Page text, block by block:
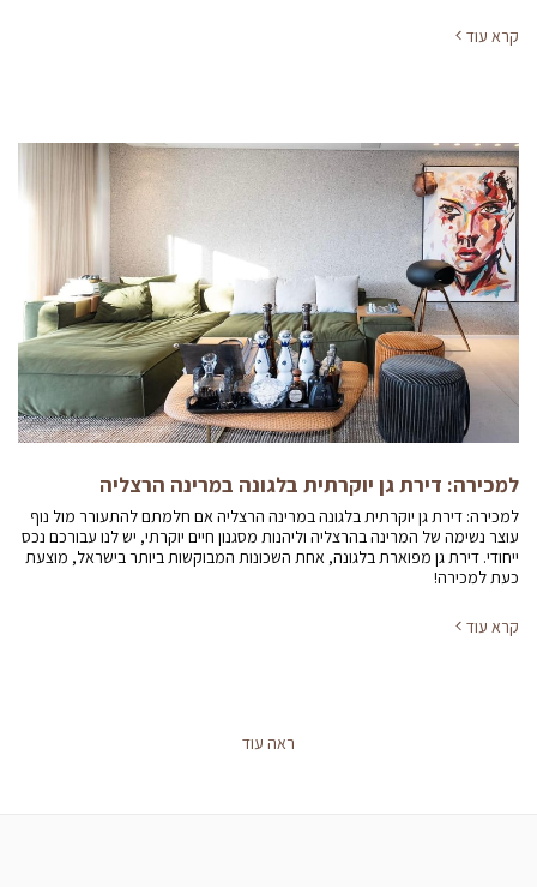
קרא עוד
למכירה: דירת גן יוקרתית בלגונה במרינה הרצליה
למכירה: דירת גן יוקרתית בלגונה במרינה הרצליה אם חלמתם להתעורר מול נוף
עוצר נשימה של המרינה בהרצליה וליהנות מסגנון חיים יוקרתי, יש לנו עבורכם נכס
ייחודי. דירת גן מפוארת בלגונה, אחת השכונות המבוקשות ביותר בישראל, מוצעת
כעת למכירה!
קרא עוד
ראה עוד